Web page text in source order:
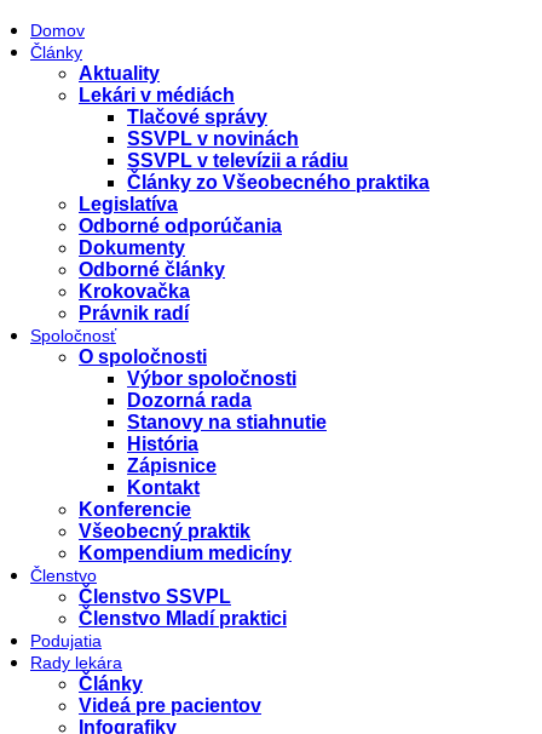
Domov
Články
Aktuality
Lekári v médiách
Tlačové správy
SSVPL v novinách
SSVPL v televízii a rádiu
Články zo Všeobecného praktika
Legislatíva
Odborné odporúčania
Dokumenty
Odborné články
Krokovačka
Právnik radí
Spoločnosť
O spoločnosti
Výbor spoločnosti
Dozorná rada
Stanovy na stiahnutie
História
Zápisnice
Kontakt
Konferencie
Všeobecný praktik
Kompendium medicíny
Členstvo
Členstvo SSVPL
Členstvo Mladí praktici
Podujatia
Rady lekára
Články
Videá pre pacientov
Infografiky